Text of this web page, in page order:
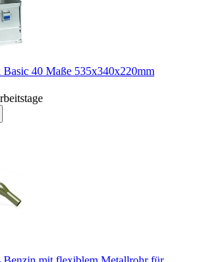
40 Maße 535x340x220mm